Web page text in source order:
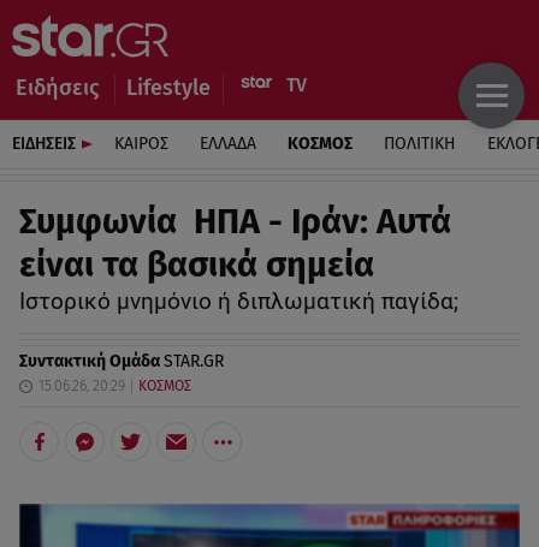
Ειδήσεις Lifestyle
ΕΙΔΗΣΕΙΣ ΚΑΙΡΟΣ ΕΛΛΑΔΑ ΚΟΣΜΟΣ ΠΟΛΙΤΙΚΗ
Συμφωνία ΗΠΑ - Ιράν: Αυτά
είναι τα βασικά σημεία
Ιστορικό μνημόνιο ή διπλωματική παγίδα;
Συντακτική ΟμάδαSTAR.GR
15.06.26, 20:29 ΚΟΣΜΟΣ